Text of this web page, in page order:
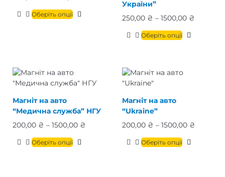
Оберіть опції
України”
250,00 ₴ – 1500,00 ₴
Оберіть опції
Магніт на авто
“Медична служба” НГУ
200,00 ₴ – 1500,00 ₴
Оберіть опції
Магніт на авто
“Ukraine”
200,00 ₴ – 1500,00 ₴
Оберіть опції